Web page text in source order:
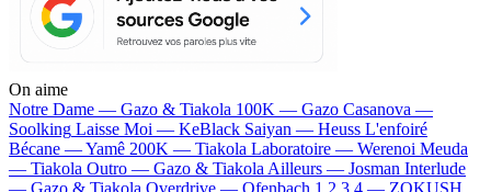
On aime
Notre Dame — Gazo & Tiakola 100K — Gazo Casanova —
Soolking Laisse Moi — KeBlack Saiyan — Heuss L'enfoiré
Bécane —Yamê 200K — Tiakola Laboratoire — Werenoi Meuda
— Tiakola Outro — Gazo & Tiakola Ailleurs — Josman Interlude
— Gazo & Tiakola Overdrive — Ofenbach 1 2 3 4 — ZOKUSH